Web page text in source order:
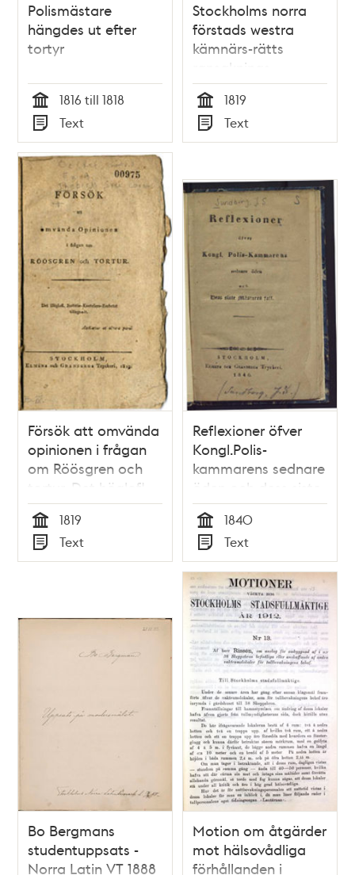
Polismästare
hängdes ut efter
tortyr
Tid
1816 till 1818
Typ
Text
Stockholms norra
förstads westra
kämnärs-rätts
ransaknings-
protocoll, hållna
den 27 september,
samt, å
Smedjegården, den
1819, rörande de af
länsmannen
Röösgren inom
nämnda häkte
verkställda pinliga
förhör.
Tid
1819
Typ
Text
Försök att omvända
opinionen i frågan
om Röösgren och
tortur. Det höglofl.
justitiae-kantzlers-
embetet tillegnadt.
Tid
1819
Typ
Text
Reflexioner öfver
Kongl.Polis-
kammarens sednare
öden och dess siste
mästares fall
Tid
1840
Typ
Text
Bo Bergmans
studentuppsats -
Norra Latin VT 1888
Motion om åtgärder
mot hälsovådliga
förhållanden i